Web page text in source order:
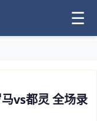
☰
vs都灵 全场录